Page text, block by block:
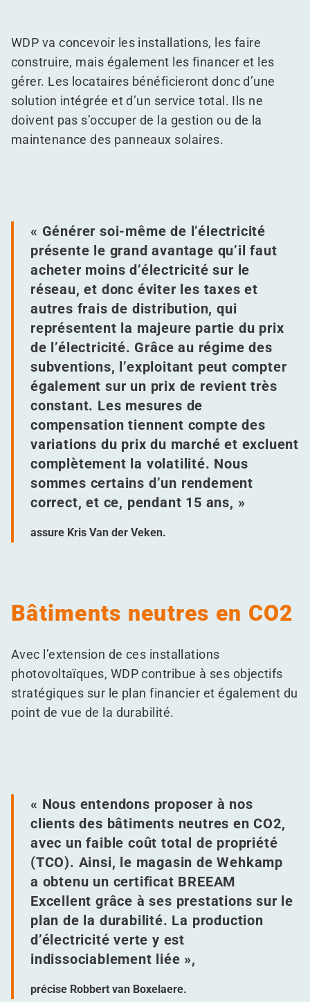
WDP va concevoir les installations, les faire
construire, mais également les financer et les
gérer. Les locataires bénéficieront donc d’une
solution intégrée et d’un service total. Ils ne
doivent pas s’occuper de la gestion ou de la
maintenance des panneaux solaires.
« Générer soi-même de l’électricité
présente le grand avantage qu’il faut
acheter moins d’électricité sur le
réseau, et donc éviter les taxes et
autres frais de distribution, qui
représentent la majeure partie du prix
de l’électricité. Grâce au régime des
subventions, l’exploitant peut compter
également sur un prix de revient très
constant. Les mesures de
compensation tiennent compte des
variations du prix du marché et excluent
complètement la volatilité. Nous
sommes certains d’un rendement
correct, et ce, pendant 15 ans, »
assure Kris Van der Veken.
Bâtiments neutres en CO2
Avec l’extension de ces installations
photovoltaïques, WDP contribue à ses objectifs
stratégiques sur le plan financier et également du
point de vue de la durabilité.
« Nous entendons proposer à nos
clients des bâtiments neutres en CO2,
avec un faible coût total de propriété
(TCO). Ainsi, le magasin de Wehkamp
a obtenu un certificat BREEAM
Excellent grâce à ses prestations sur le
plan de la durabilité. La production
d’électricité verte y est
indissociablement liée »,
précise Robbert van Boxelaere.